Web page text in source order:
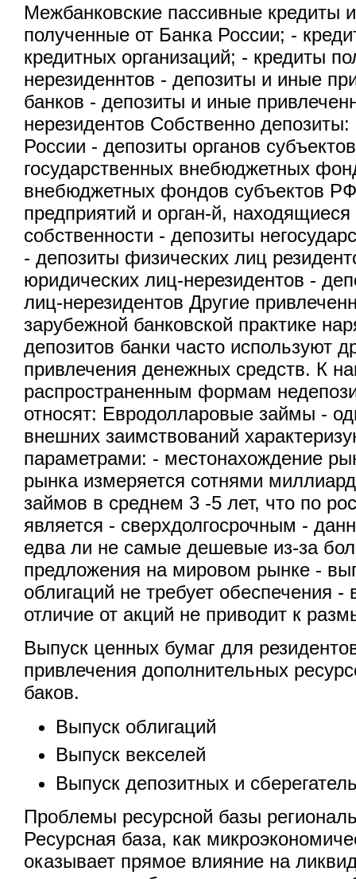
Межбанковские пассивные кредиты
полученные от Банка России; -
кредитных организаций; - кредиты
нерезиденнтов - депозиты и иные
банков - депозиты и иные
нерезидентов Собственно
России - депозиты органов
государственных внебюджетных
внебюджетных фондов субъектов
предприятий и орган-й,
собственности - депозиты
- депозиты физических лиц
юридических лиц-нерезидентов -
лиц-нерезидентов Другие
зарубежной банковской практике
депозитов банки часто используют
привлечения денежных средств. К
распространенным формам
относят: Евродолларовые займы -
внешних заимствований
параметрами: - местонахождение
рынка измеряется сотнями
займов в среднем 3 -5 лет, что по
является - сверхдолгосрочным -
едва ли не самые дешевые из-за
предложения на мировом рынке -
облигаций не требует обеспечения -
отличие от акций не приводит к
Выпуск ценных бумаг для
привлечения дополнительных
баков.
Выпуск облигаций
Выпуск векселей
Выпуск депозитных и
Проблемы ресурсной базы
Ресурсная база, как
оказывает прямое влияние на